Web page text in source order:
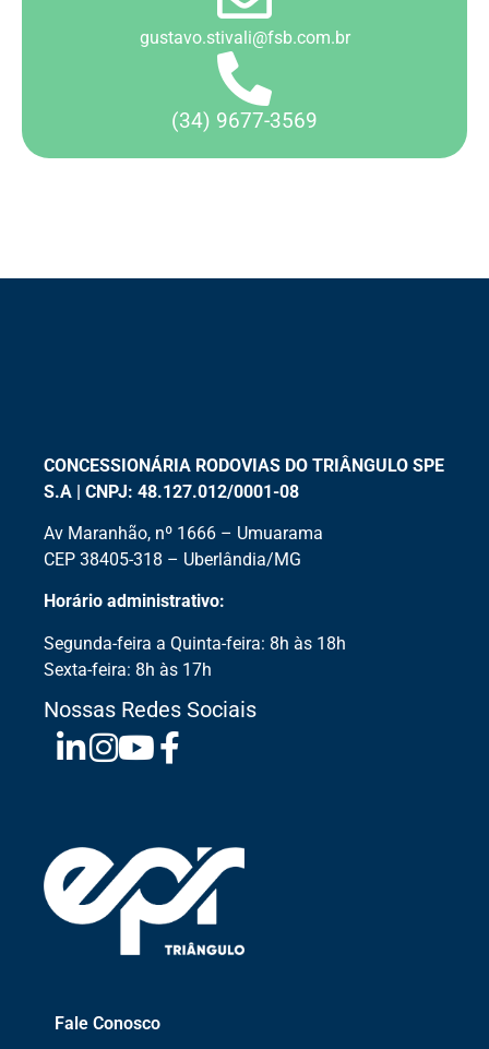
gustavo.stivali@fsb.com.br
(34) 9677-3569
CONCESSIONÁRIA RODOVIAS DO TRIÂNGULO SPE
S.A | CNPJ: 48.127.012/0001-08
Av Maranhão, nº 1666 – Umuarama
CEP 38405-318 – Uberlândia/MG
Horário administrativo:
Segunda-feira a Quinta-feira: 8h às 18h
Sexta-feira: 8h às 17h
Nossas Redes Sociais
Fale Conosco